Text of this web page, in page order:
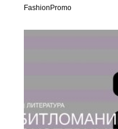
FashionPromo